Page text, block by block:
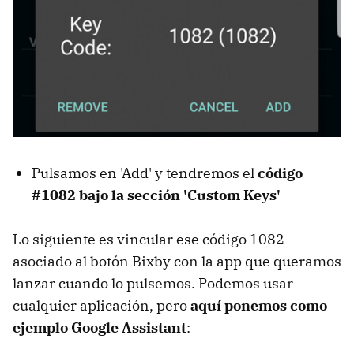
Pulsamos en 'Add' y tendremos elcódigo
#1082 bajo la sección 'Custom Keys'
Lo siguiente es vincular ese código 1082
asociado al botón Bixby con la app que queramos
lanzar cuando lo pulsemos. Podemos usar
cualquier aplicación, peroaquí ponemos como
ejemplo Google Assistant: